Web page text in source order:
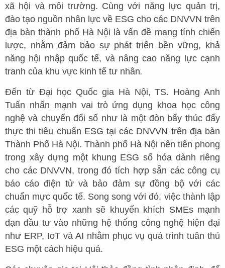
xã hội và môi trường. Cùng với năng lực quản trị,
đào tạo nguồn nhân lực về ESG cho các DNVVN trên
địa bàn thành phố Hà Nội là vấn đề mang tính chiến
lược, nhằm đảm bảo sự phát triển bền vững, khả
năng hội nhập quốc tế, và nâng cao năng lực cạnh
tranh của khu vực kinh tế tư nhân.
Đến từ Đại học Quốc gia Hà Nội, TS. Hoàng Anh
Tuấn nhấn mạnh vai trò ứng dụng khoa học công
nghệ và chuyển đổi số như là một đòn bẩy thúc đẩy
thực thi tiêu chuẩn ESG tại các DNVVN trên địa bàn
Thành Phố Hà Nội. Thành phố Hà Nội nên tiên phong
trong xây dựng một khung ESG số hóa dành riêng
cho các DNVVN, trong đó tích hợp sẵn các công cụ
báo cáo điện tử và bảo đảm sự đồng bộ với các
chuẩn mực quốc tế. Song song với đó, việc thành lập
các quỹ hỗ trợ xanh sẽ khuyến khích SMEs mạnh
dạn đầu tư vào những hệ thống công nghệ hiện đại
như ERP, IoT và AI nhằm phục vụ quá trình tuân thủ
ESG một cách hiệu quả.